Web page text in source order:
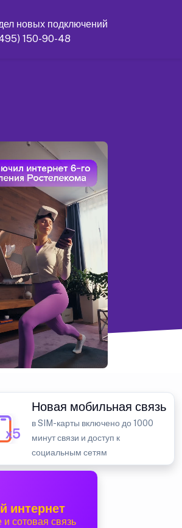
новых подключений
150-90-48
Новая мобильная связь
в SIM-карты включено до 1000
минут связи и доступ к
социальным сетям
интернет
и сотовая связь